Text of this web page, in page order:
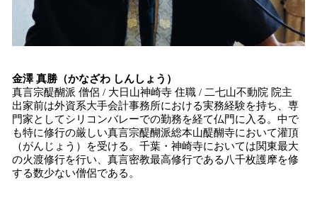
金澤 真勝（かなざわ しんしょう）
真言宗醍醐派 僧侶 / 大日山神崎寺 住職 / 二七山不動院 院主
出家前は外資系大手会計事務所における実務経験を持ち、専
門家としてシリコンバレーでの勤務を経て仏門に入る。中で
も特に修行の厳しい真言宗醍醐派総本山醍醐寺において灌頂
（がんじょう）を受ける。千葉・神崎寺においては関東最大
の火渡修行を行い、真言密教最高修行である八千枚護摩を修
する数少ない僧侶である。